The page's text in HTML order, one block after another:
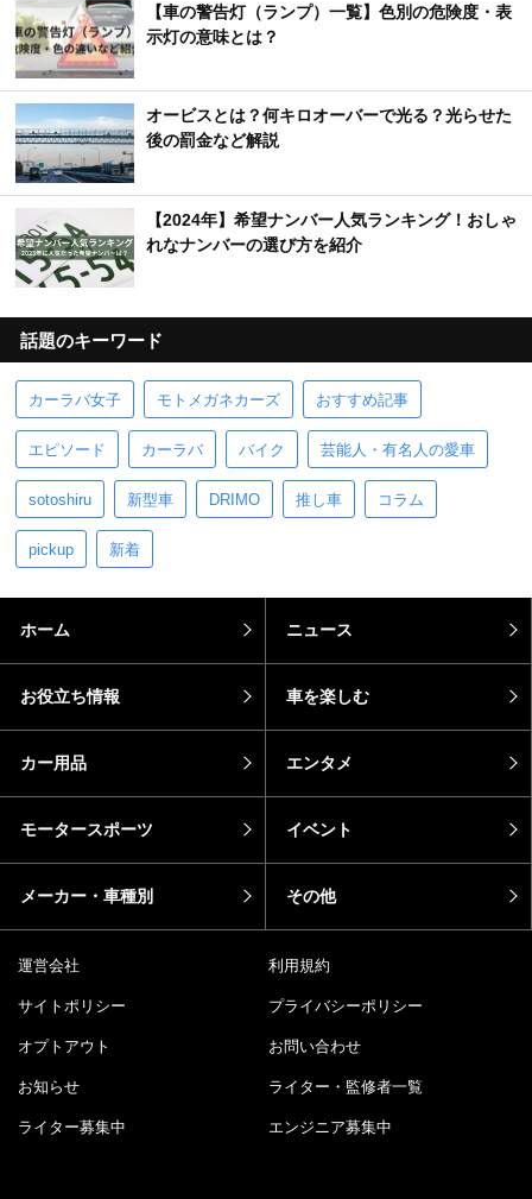
【車の警告灯（ランプ）一覧】色別の危険度・表
示灯の意味とは？
オービスとは？何キロオーバーで光る？光らせた
後の罰金など解説
【2024年】希望ナンバー人気ランキング！おしゃ
れなナンバーの選び方を紹介
話題のキーワード
カーラバ女子 モトメガネカーズ おすすめ記事
エピソード カーラバ バイク 芸能人・有名人の愛車
sotoshiru 新型車 DRIMO 推し車 コラム
pickup 新着
ホーム ニュース
お役立ち情報 車を楽しむ
カー用品 エンタメ
モータースポーツ イベント
メーカー・車種別 その他
運営会社 利用規約
サイトポリシー プライバシーポリシー
オプトアウト お問い合わせ
お知らせ ライター・監修者一覧
ライター募集中 エンジニア募集中